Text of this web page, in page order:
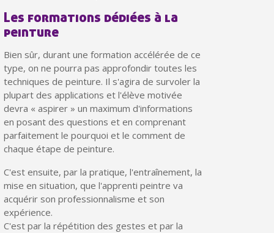
Réduction de 5€ sur la première commande
10€ de bon d'achat pour chaque parrainage
Inscription à la newsletter : 5€ de réduction
Livraison sous 24 h en France Métropolitaine
Livraison offerte en France métropolitaine pour 250€ d'achats
Votre devis en ligne en moins d'1 minute
Partagez vos créations et obtenez des bons d'achat
Gagnez des points de fidélité à chaque commande
Les formations dédiées à la
peinture
Bien sûr, durant une formation accélérée de ce
type, on ne pourra pas approfondir toutes les
techniques de peinture. Il s'agira de survoler la
plupart des applications et l'élève motivée
devra « aspirer » un maximum d'informations
en posant des questions et en comprenant
parfaitement le pourquoi et le comment de
chaque étape de peinture.
C'est ensuite, par la pratique, l'entraînement, la
mise en situation, que l'apprenti peintre va
acquérir son professionnalisme et son
expérience.
C'est par la répétition des gestes et par la